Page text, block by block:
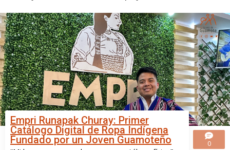
Empri Runapak Churay: Primer
Catálogo Digital de Ropa Indígena
Fundado por un Joven Guamoteño 0